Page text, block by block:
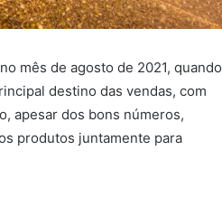
mês de agosto de 2021, quando
destino das vendas, com
apesar dos bons números,
produtos juntamente para